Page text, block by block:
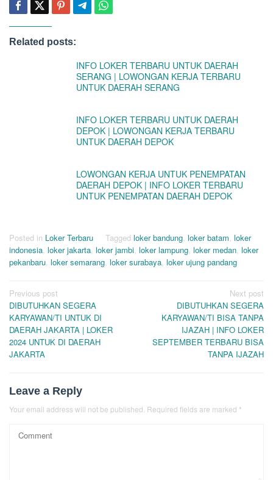
Related posts:
INFO LOKER TERBARU UNTUK DAERAH
SERANG | LOWONGAN KERJA TERBARU
UNTUK DAERAH SERANG
INFO LOKER TERBARU UNTUK DAERAH
DEPOK | LOWONGAN KERJA TERBARU
UNTUK DAERAH DEPOK
LOWONGAN KERJA UNTUK PENEMPATAN
DAERAH DEPOK | INFO LOKER TERBARU
UNTUK PENEMPATAN DAERAH DEPOK
Posted in Loker Terbaru Tagged loker bandung, loker batam, loker
indonesia, loker jakarta, loker jambi, loker lampung, loker medan, loker
pekanbaru, loker semarang, loker surabaya, loker ujung pandang
Post
navigation
Previous post
DIBUTUHKAN SEGERA
KARYAWAN/TI UNTUK DI
DAERAH JAKARTA | LOKER
2024 UNTUK DI DAERAH
JAKARTA
Next post
DIBUTUHKAN SEGERA
KARYAWAN/TI BISA TANPA
IJAZAH | INFO LOKER
SEPTEMBER TERBARU BISA
TANPA IJAZAH
Leave a Reply
Your email address will not be published. Required fields are marked *